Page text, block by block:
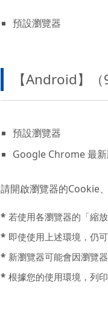
預設瀏覽器
【Android】（
預設瀏覽器
Google Chrome 最新
請開啟瀏覽器的Cookie
* 若使用各瀏覽器的「縮
* 即使使用上述環境，仍
* 新瀏覽器可能會因瀏覽
* 根據您的使用環境，列